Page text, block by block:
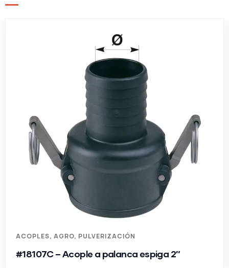
ACOPLES, AGRO, PULVERIZACIÓN
#18107C – Acople a palanca espiga 2″